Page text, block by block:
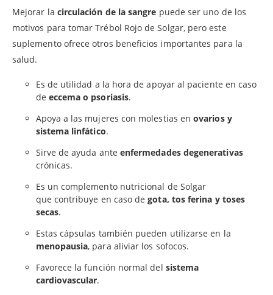
Mejorar la circulación de la sangre puede ser uno de los
motivos para tomar Trébol Rojo de Solgar, pero este
suplemento ofrece otros beneficios importantes para la
salud.
Es de utilidad a la hora de apoyar al paciente en caso
de eccema o psoriasis.
Apoya a las mujeres con molestias enovarios y
sistema linfático.
Sirve de ayuda ante enfermedades degenerativas
crónicas.
Es un complemento nutricional de Solgar
que contribuye en caso degota, tos ferina y toses
secas.
Estas cápsulas también pueden utilizarse en la
menopausia, para aliviar los sofocos.
Favorece la función normal del sistema
cardiovascular.